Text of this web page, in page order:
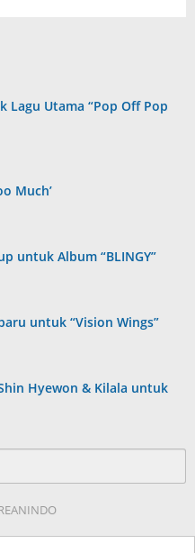
Lagu Utama “Pop Off Pop
Much’
untuk Album “BLINGY”
untuk “Vision Wings”
Hyewon & Kilala untuk